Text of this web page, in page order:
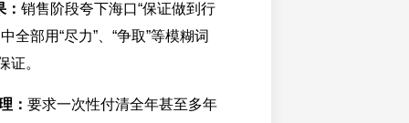
销售阶段夸下海口“保证做到行
全部用“尽力”、“争取”等模糊词
证。
： 要求一次性付清全年甚至多年